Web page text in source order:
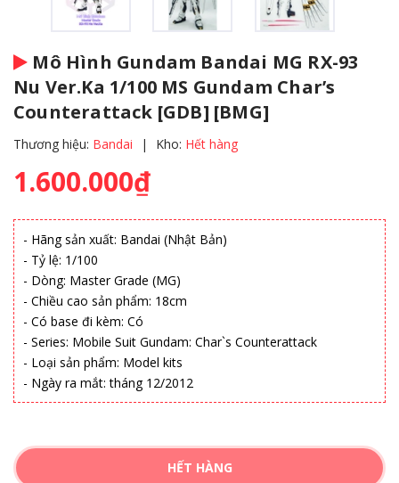
Mô Hình Gundam Bandai MG RX-93
Nu Ver.Ka 1/100 MS Gundam Char’s
Counterattack [GDB] [BMG]
Thương hiệu: Bandai | Kho: Hết hàng
1.600.000₫
- Hãng sản xuất: Bandai (Nhật Bản)
- Tỷ lệ: 1/100
- Dòng: Master Grade (MG)
- Chiều cao sản phẩm: 18cm
- Có base đi kèm: Có
- Series: Mobile Suit Gundam: Char`s Counterattack
- Loại sản phẩm: Model kits
- Ngày ra mắt: tháng 12/2012
HẾT HÀNG